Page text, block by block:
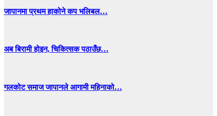
जापानमा प्रथम हाकोने कप भलिबल…
अब बिरामी होइन, चिकित्सक पठाउँछ…
गलकोट समाज जापानले आगामी महिनाको…